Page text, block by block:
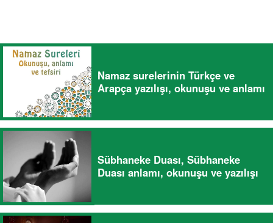
Namaz surelerinin Türkçe ve
Arapça yazılışı, okunuşu ve anlamı
Sübhaneke Duası, Sübhaneke
Duası anlamı, okunuşu ve yazılışı